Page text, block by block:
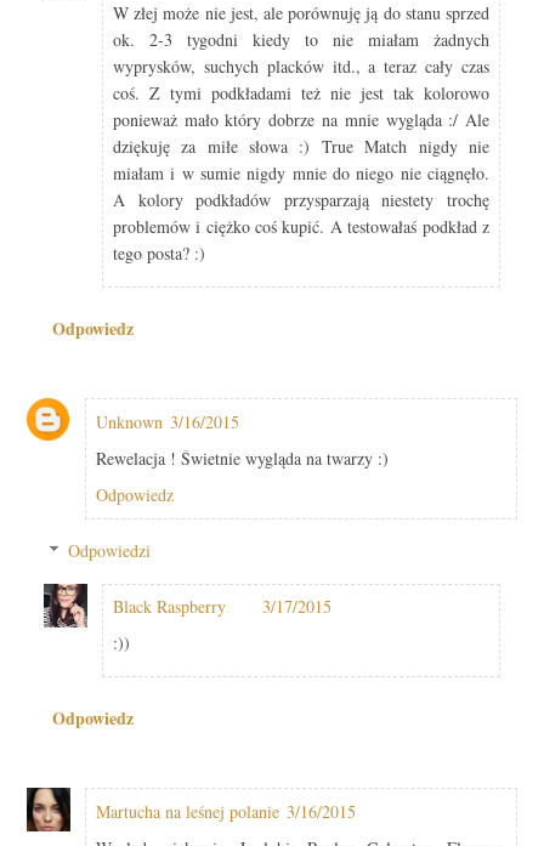
W złej może nie jest, ale porównuję ją do stanu sprzed
ok. 2-3 tygodni kiedy to nie miałam żadnych
wyprysków, suchych placków itd., a teraz cały czas
coś. Z tymi podkładami też nie jest tak kolorowo
ponieważ mało który dobrze na mnie wygląda :/ Ale
dziękuję za miłe słowa :) True Match nigdy nie
miałam i w sumie nigdy mnie do niego nie ciągnęło.
A kolory podkładów przysparzają niestety trochę
problemów i ciężko coś kupić. A testowałaś podkład z
tego posta? :)
Odpowiedz
Unknown 3/16/2015
Rewelacja ! Świetnie wygląda na twarzy :)
Odpowiedz
Odpowiedzi
Black Raspberry
3/17/2015
:))
Odpowiedz
Martucha na leśnej polanie 3/16/2015